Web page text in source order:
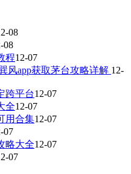
08
08
程12-07
风app获取茅台攻略详解 12-
跨平台12-07
全12-07
用合集12-07
07
略大全12-07
07